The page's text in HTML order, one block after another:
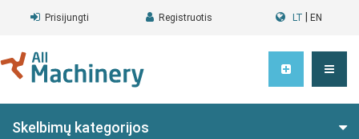
Prisijungti Registruotis LT EN
Skelbimų kategorijos